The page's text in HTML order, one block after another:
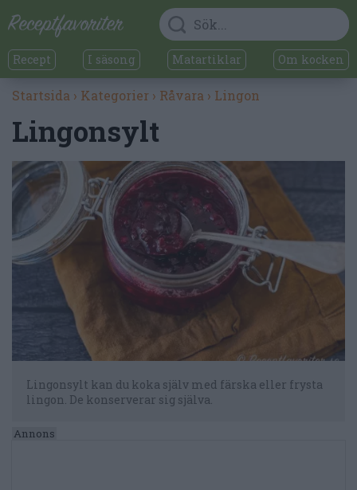
Recept I säsong Matartiklar Om kocken
Startsida › Kategorier › Råvara › Lingon
Lingonsylt
Lingonsylt kan du koka själv med färska eller frysta
lingon. De konserverar sig själva.